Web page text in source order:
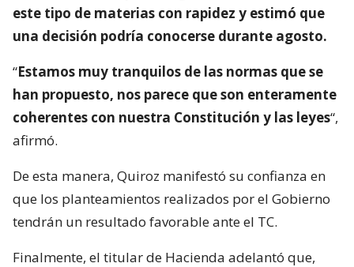
este tipo de materias con rapidez y estimó que
una decisión podría conocerse durante agosto.
“Estamos muy tranquilos de las normas que se
han propuesto, nos parece que son enteramente
coherentes con nuestra Constitución y las leyes“,
afirmó.
De esta manera, Quiroz manifestó su confianza en
que los planteamientos realizados por el Gobierno
tendrán un resultado favorable ante el TC.
Finalmente, el titular de Hacienda adelantó que,